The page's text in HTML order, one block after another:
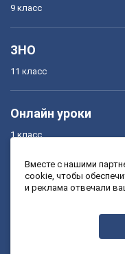
9 класс
ЗНО
11 класс
Онлайн уроки
1 класс
3 класс
Вместе с нашими
cookie, чтобы
и реклама отвечали